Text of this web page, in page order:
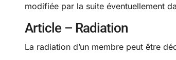
modifiée par la suite éventuellement
Article – Radiation
La radiation d’un membre peut être